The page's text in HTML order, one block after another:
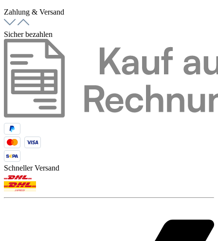
Zahlung & Versand
Sicher bezahlen
Schneller Versand